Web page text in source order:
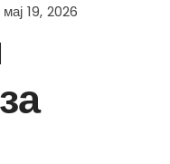
мај 19, 2026